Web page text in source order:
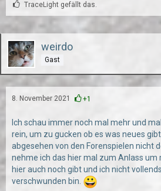
TraceLight gefällt das.
weirdo
Gast
8. November 2021 +1
Ich schau immer noch mal mehr und
rein, um zu gucken ob es was neues
abgesehen von den Forenspielen nicht
nehme ich das hier mal zum Anlass
hier auch noch gibt und ich nicht
verschwunden bin.